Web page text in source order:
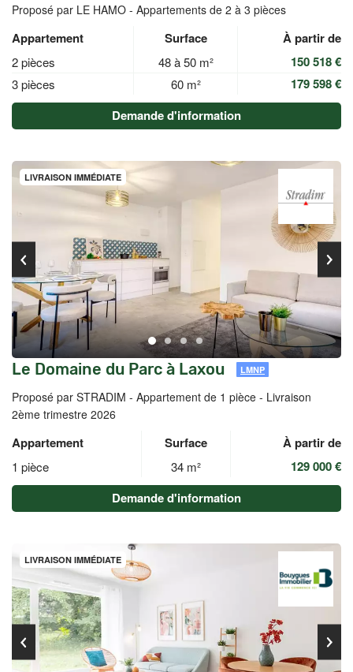
Proposé par LE HAMO - Appartements de 2 à 3 pièces
Appartement Surface À partir de
2 pièces 48 à 50 m² 150 518 €
3 pièces 60 m²
179 598 €
Demande d'information
LIVRAISON IMMÉDIATE
Le Domaine du Parc à Laxou LMNP
Proposé par STRADIM - Appartement de 1 pièce - Livraison
2ème trimestre 2026
Appartement Surface À partir de
1 pièce 34 m²
129 000 €
Demande d'information
LIVRAISON IMMÉDIATE